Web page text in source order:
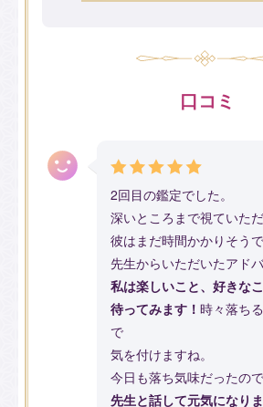
口コミ
2回目の鑑定でした。
深いところまで視ていた
彼はまだ時間かかりそうで
先生からいただいたアドバ
私は楽しいこと、好きな
待ってみます！ 時々落ち
で
気を付けますね。
今日も落ち気味だったので
先生と話して元気になり